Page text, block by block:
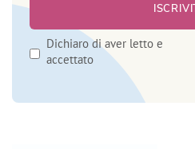
Dichiaro di aver letto e
accettato